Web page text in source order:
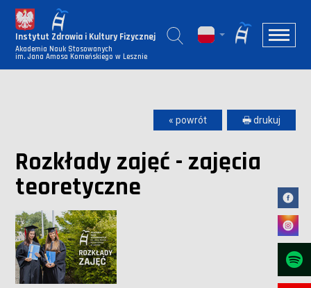
Instytut Zdrowia i Kultury Fizycznej
Akademia Nauk Stosowanych
im. Jana Amosa Komeńskiego w Lesznie
« powrót 🖶 drukuj
Rozkłady zajęć - zajęcia
teoretyczne